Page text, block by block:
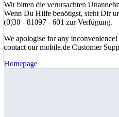
Wir bitten die verursachten
Wenn Du Hilfe benötigst, steht Dir
(0)30 - 81097 - 601 zur Verfügung.
We apologise for any
contact our mobile.de Customer
Homepage